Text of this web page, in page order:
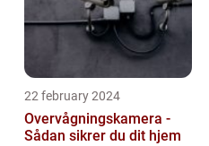
22 february 2024
Overvågningskamera -
Sådan sikrer du dit hjem